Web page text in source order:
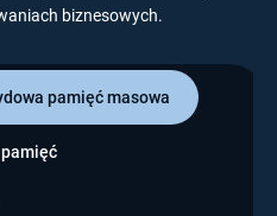
biznesowych.
pamięć masowa